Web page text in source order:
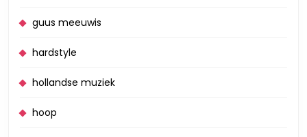
guus meeuwis
hardstyle
hollandse muziek
hoop